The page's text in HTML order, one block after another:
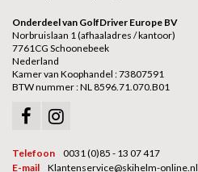
Onderdeel van GolfDriver Europe BV
Norbruislaan 1 (afhaaladres / kantoor)
7761CG Schoonebeek
Nederland
Kamer van Koophandel : 73807591
BTW nummer : NL 8596.71.070.B01
Telefoon
0031 (0)85 - 13 07 417
E-mail
Klantenservice@skihelm-online.nl